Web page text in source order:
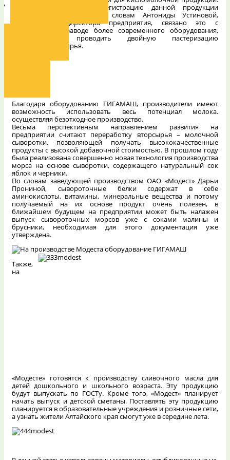
Сейчас документы на регистрацию данной продукции
находятся в Москве. По словам Антониды Устиновой,
генерального директора предприятия, связано это с
установкой на заводе более современного оборудования,
позволяющего проводить двойную пастеризацию
поступающего сырья.
Благодаря оборудованию ГИГАМАШ, производители имеют
возможность использовать весь потенциал молока.
осуществляябезотходное производство.
Весьма перспективным направлением развития на
предприятии считают переработку вторсырья – молочной
сыворотки, позволяющей получать высококачественные
продукты с высокой добавочной стоимостью. В прошлом году
была реализована совершенно новая технология производства
морса на основе сыворотки, содержащего натуральный сок
яблок и черники.
По словам заведующей производством ОАО «Модест» Дарьи
Прониной, сывороточные белки содержат в себе
аминокислоты, витамины, минеральные вещества и потому
получаемый на их основе продукт очень полезен, в
ближайшем будущем на предприятии может быть налажен
выпуск сывороточных морсов уже с соками малины и
брусники, необходимая для этого документация уже
утверждена.
Также,
на
«Модесте» готовятся к производству сливочного масла для
детей дошкольного и школьного возраста. Эту продукцию
будут выпускать по ГОСТу. Кроме того, «Модест» планирует
начать выпуск и детской сметаны. Поставлять эту продукцию
планируется в образовательные учреждения и розничные сети,
а узнать жители Алтайского края смогут уже в середине лета.